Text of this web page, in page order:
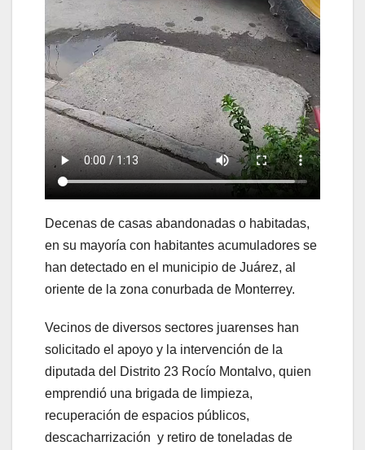
Decenas de casas abandonadas o habitadas,
en su mayoría con habitantes acumuladores se
han detectado en el municipio de Juárez, al
oriente de la zona conurbada de Monterrey.
Vecinos de diversos sectores juarenses han
solicitado el apoyo y la intervención de la
diputada del Distrito 23 Rocío Montalvo, quien
emprendió una brigada de limpieza,
recuperación de espacios públicos,
descacharrización y retiro de toneladas de